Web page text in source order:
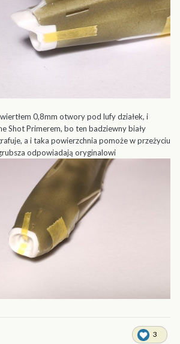
0,8mm otwory pod lufy działek, i
Shot Primerem, bo ten badziewny biały
a i taka powierzchnia pomoże w przeżyciu
odpowiadają oryginalowi
3